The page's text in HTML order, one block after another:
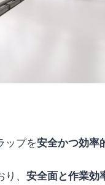
ップを安全かつ効率
、 安全面と作業効